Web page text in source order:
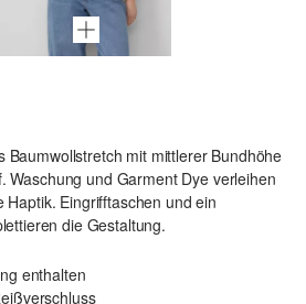
Baumwollstretch mit mittlerer Bundhöhe
Waschung und Garment Dye verleihen
Eingrifftaschen und ein
die Gestaltung.
enthalten